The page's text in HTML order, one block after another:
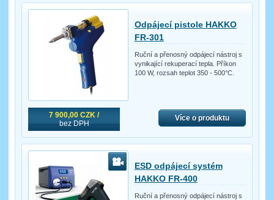
7 900,00 CZK /
bez DPH
Odpájecí pistole HAKKO
FR-301
Ruční a přenosný odpájecí nástroj s
vynikající rekuperací tepla. Příkon
100 W, rozsah teplot 350 - 500°C.
Více o produktu
ESD odpájecí systém
HAKKO FR-400
Ruční a přenosný odpájecí nástroj s